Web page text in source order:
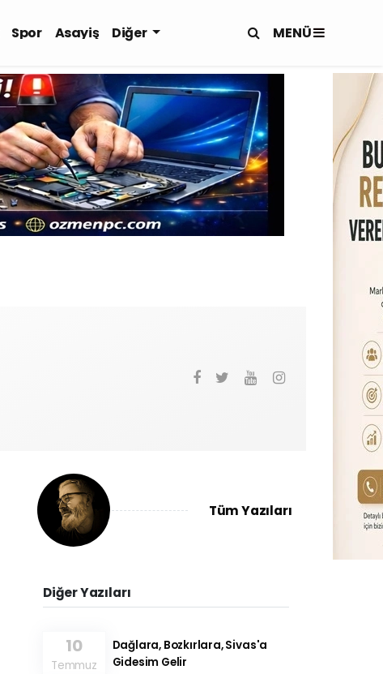
Spor Asayiş Diğer MENÜ
Tüm Yazıları
Diğer Yazıları
10
Temmuz
Dağlara, Bozkırlara, Sivas'a
Gidesim Gelir